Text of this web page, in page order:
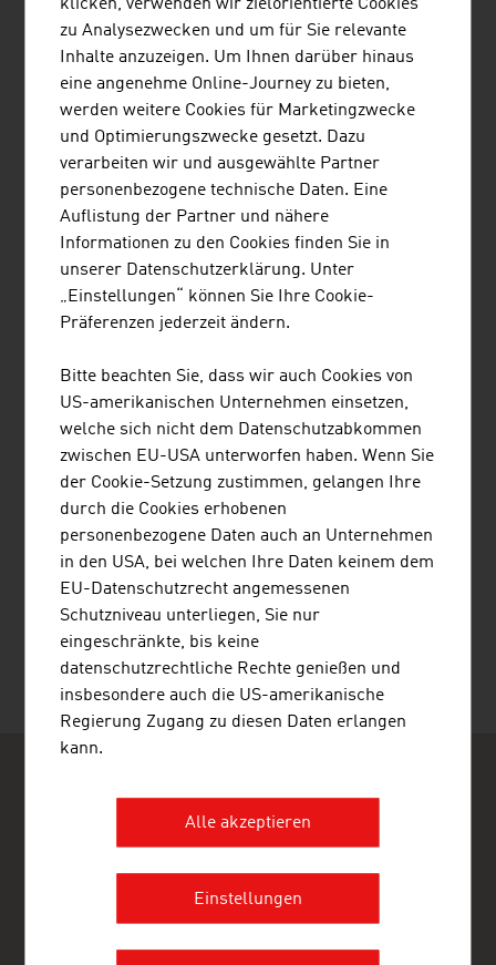
ZANIER-SPORT GESELLSCHAFT
M.B.H.
HKG-EMBROIDERIES HOFER GMBH
WÖRGÖTTER PETER DR.
ADVANTAGE AUSTRIA Lagos
klicken, verwenden wir zielorientierte Cookies
zu Analysezwecken und um für Sie relevante
Inhalte anzuzeigen. Um Ihnen darüber hinaus
eine angenehme Online-Journey zu bieten,
werden weitere Cookies für Marketingzwecke
und Optimierungszwecke gesetzt. Dazu
verarbeiten wir und ausgewählte Partner
personenbezogene technische Daten. Eine
Auflistung der Partner und nähere
Informationen zu den Cookies finden Sie in
unserer Datenschutzerklärung. Unter
„Einstellungen“ können Sie Ihre Cookie-
Präferenzen jederzeit ändern.
Bitte beachten Sie, dass wir auch Cookies von
US-amerikanischen Unternehmen einsetzen,
welche sich nicht dem Datenschutzabkommen
zwischen EU-USA unterworfen haben. Wenn Sie
der Cookie-Setzung zustimmen, gelangen Ihre
durch die Cookies erhobenen
personenbezogene Daten auch an Unternehmen
in den USA, bei welchen Ihre Daten keinem dem
EU-Datenschutzrecht angemessenen
Schutzniveau unterliegen, Sie nur
eingeschränkte, bis keine
datenschutzrechtliche Rechte genießen und
insbesondere auch die US-amerikanische
Regierung Zugang zu diesen Daten erlangen
kann.
Alle akzeptieren
Einstellungen